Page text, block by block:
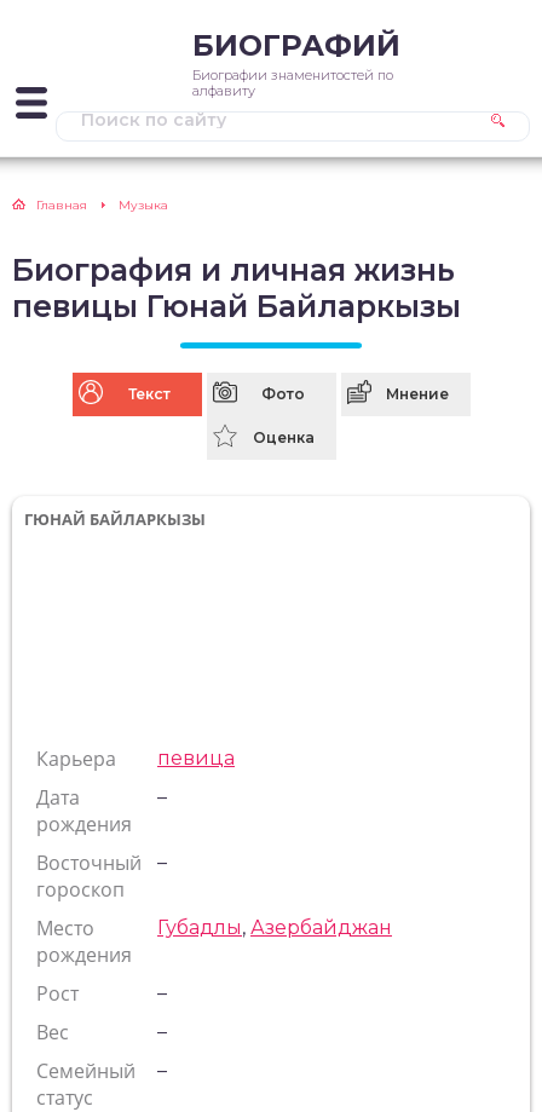
БИОГРАФИЙ
Биографии знаменитостей по
алфавиту
Главная Музыка
Биография и личная жизнь
певицы Гюнай Байларкызы
Текст Фото Мнение
Оценка
ГЮНАЙ БАЙЛАРКЫЗЫ
Карьера певица
Дата
рождения
–
Восточный
гороскоп
–
Место
рождения
Губадлы, Азербайджан
Рост –
Вес –
Семейный
статус
–